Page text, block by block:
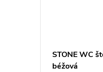
STONE WC
béžová